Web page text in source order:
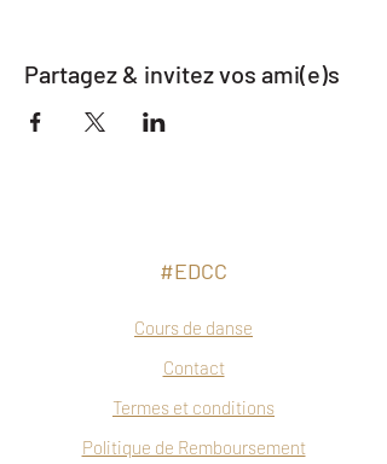
Partagez & invitez vos ami(e)s
#EDCC
Cours de danse
Contact
Termes et conditions
Politique de Remboursement